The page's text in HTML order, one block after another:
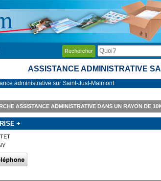
Rechercher
ASSISTANCE ADMINISTRATIVE
administrative sur Saint-Just-Malmont
ASSISTANCE ADMINISTRATIVE DANS UN RAYON DE
+